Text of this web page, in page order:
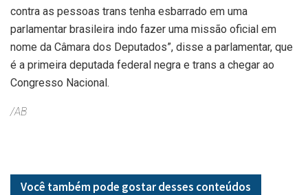
contra as pessoas trans tenha esbarrado em uma
parlamentar brasileira indo fazer uma missão oficial em
nome da Câmara dos Deputados”, disse a parlamentar, que
é a primeira deputada federal negra e trans a chegar ao
Congresso Nacional.
/AB
Você também pode gostar desses conteúdos